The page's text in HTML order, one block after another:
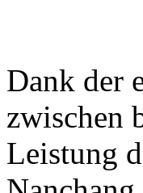
Dank der
zwischen
Leistung